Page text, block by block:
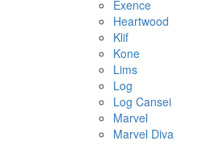
Exence
Heartwood
Klif
Kone
Lims
Log
Log Cansei
Marvel
Marvel Diva